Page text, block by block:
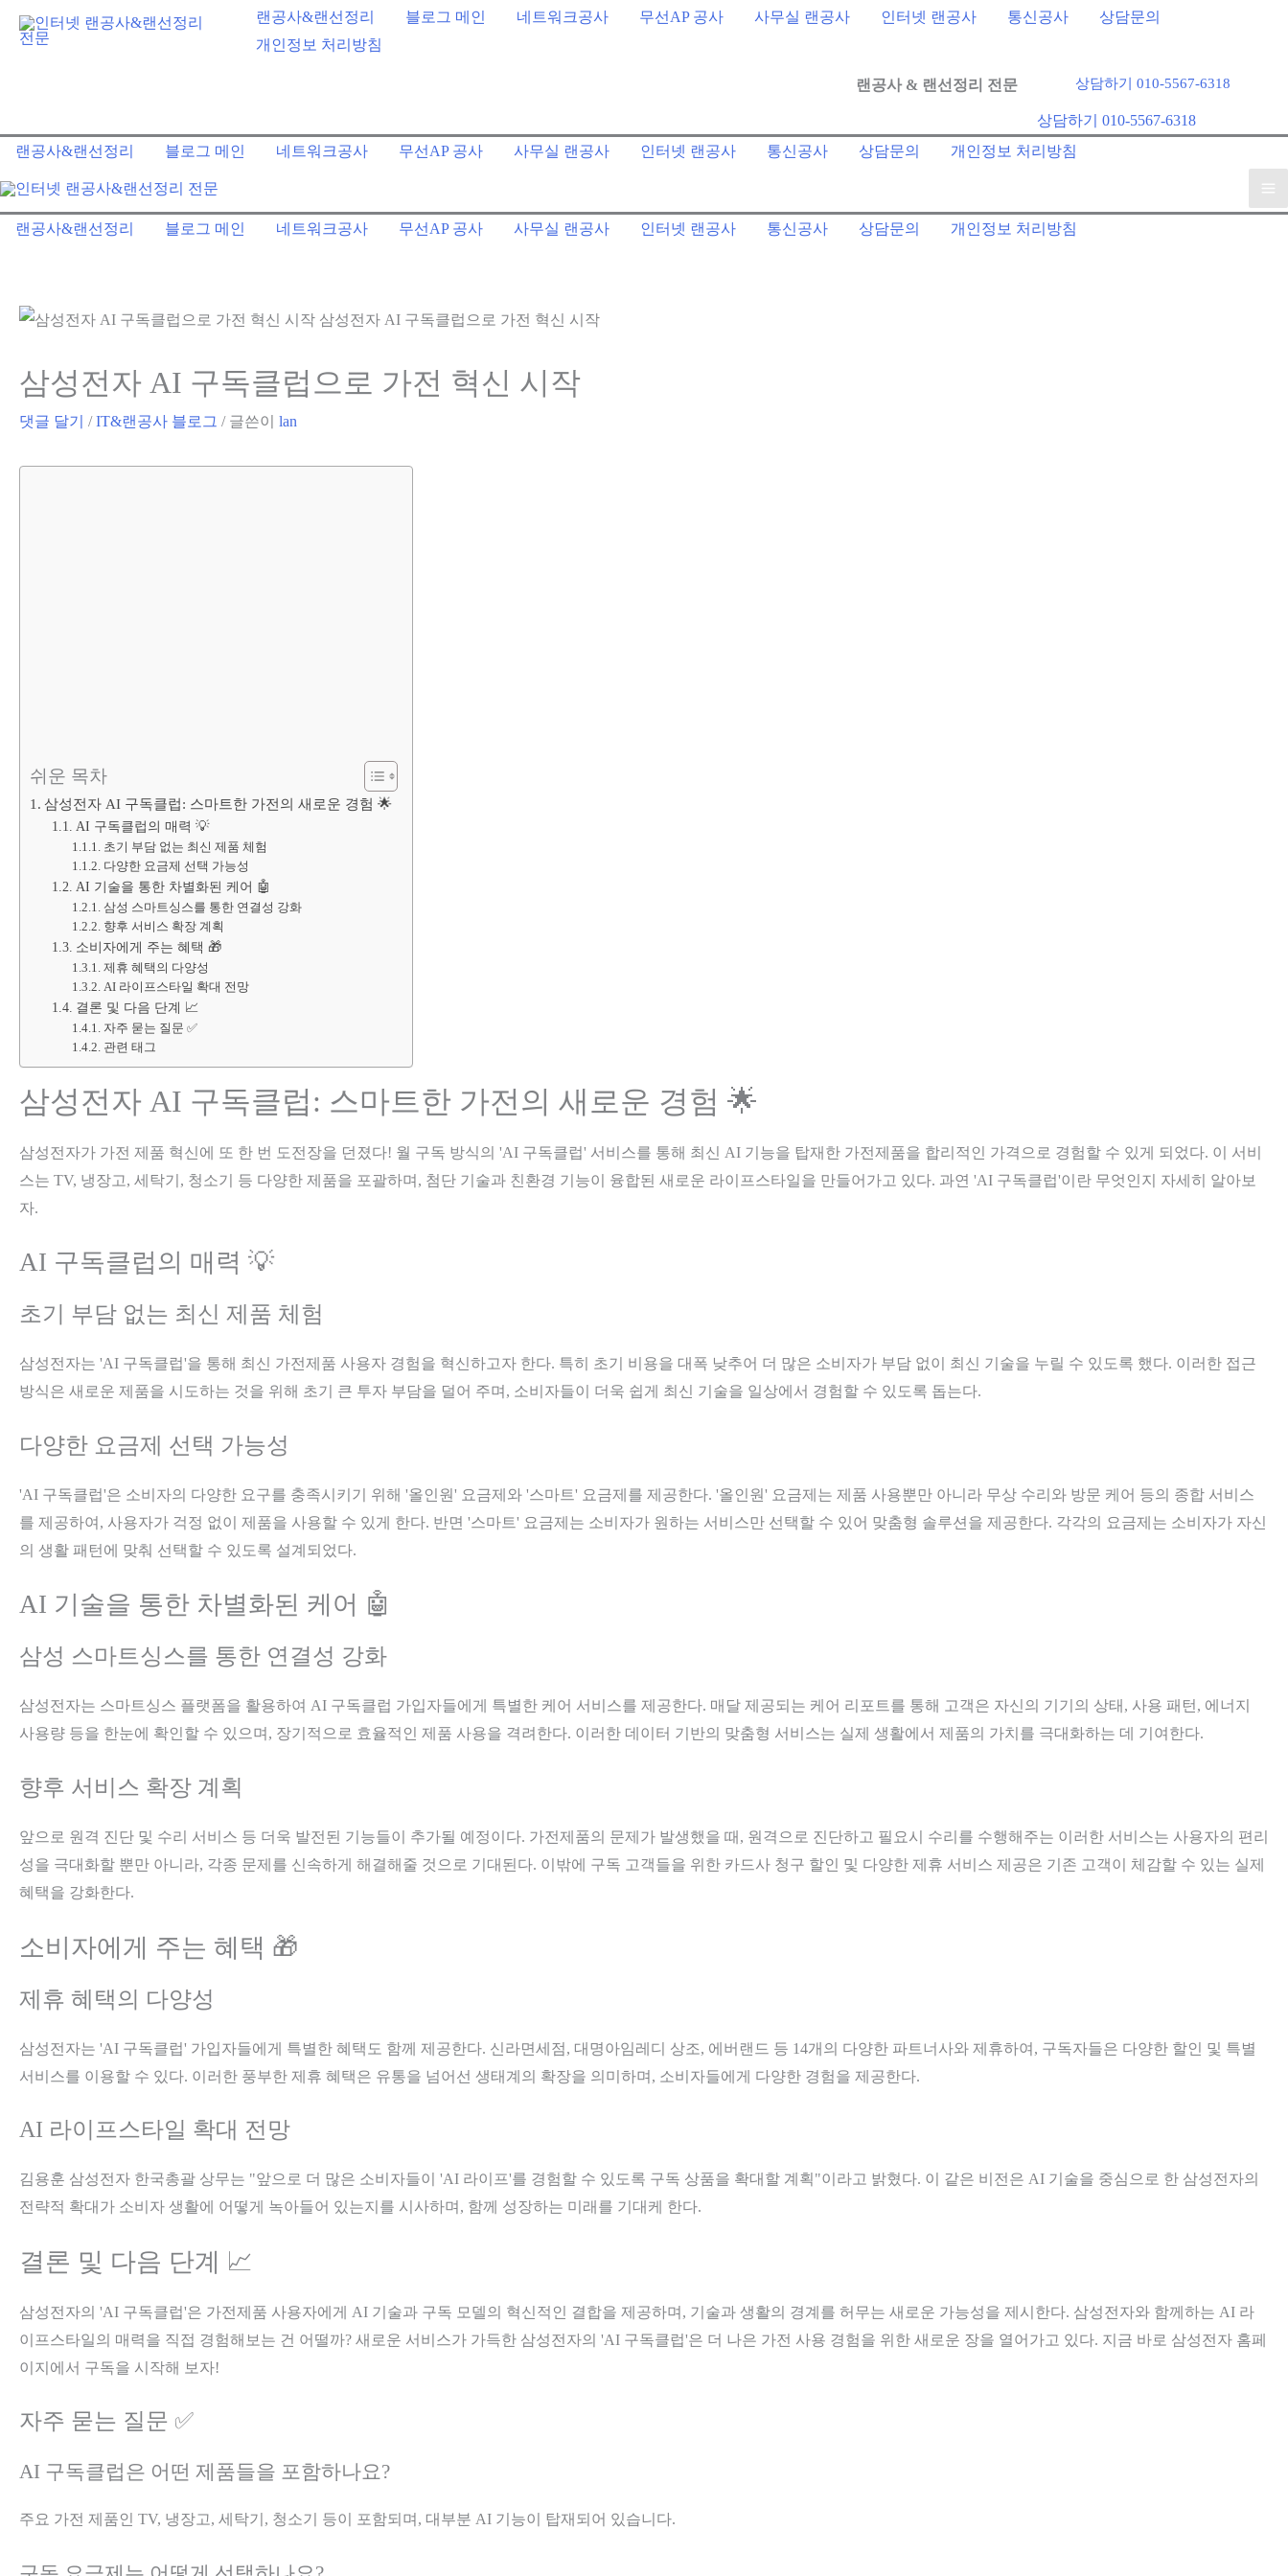
뛰
랜공사&랜선정리 블로그 메인 네트워크공사 무선AP 공사 사무실 랜공사 인터넷 랜공사 통신공사
상담문의
개인정보 처리방침
랜공사 & 랜선정리 전문 상담하기 010-5567-6318
상담하기 010-5567-6318
랜공사&랜선정리
블로그 메인 네트워크공사 무선AP 공사 사무실 랜공사 인터넷 랜공사 통신공사 상담문의 개인정보 처리방침
랜공사&랜선정리 블로그 메인 네트워크공사 무선AP 공사 사무실 랜공사 인터넷 랜공사 통신공사 상담문의 개인정보 처리방침
삼성전자 AI 구독클럽으로 가전 혁신 시작
댓글 달기 /IT&랜공사 블로그 / 글쓴이 lan
쉬운 목차
삼성전자 AI 구독클럽: 스마트한 가전의 새로운 경험 🌟
AI 구독클럽의 매력 💡
초기 부담 없는 최신 제품 체험
다양한 요금제 선택 가능성
AI 기술을 통한 차별화된 케어 🤖
삼성 스마트싱스를 통한 연결성 강화
향후 서비스 확장 계획
소비자에게 주는 혜택 🎁
제휴 혜택의 다양성
AI 라이프스타일 확대 전망
결론 및 다음 단계 📈
자주 묻는 질문 ✅
관련 태그
삼성전자 AI 구독클럽: 스마트한 가전의 새로운 경험 🌟
삼성전자가 가전 제품 혁신에 또 한 번 도전장을 던졌다! 월 구독 방식의 'AI 구독클럽' 서비스를 통해 최신 AI 기능을 탑재한 가전제품을 합리적인 가격으로 경험할 수 있게 되었다. 이 서비
스는 TV, 냉장고, 세탁기, 청소기 등 다양한 제품을 포괄하며, 첨단 기술과 친환경 기능이 융합된 새로운 라이프스타일을 만들어가고 있다. 과연 'AI 구독클럽'이란 무엇인지 자세히 알아보
자.
AI 구독클럽의 매력 💡
초기 부담 없는 최신 제품 체험
삼성전자는 'AI 구독클럽'을 통해 최신 가전제품 사용자 경험을 혁신하고자 한다. 특히 초기 비용을 대폭 낮추어 더 많은 소비자가 부담 없이 최신 기술을 누릴 수 있도록 했다. 이러한 접근
방식은 새로운 제품을 시도하는 것을 위해 초기 큰 투자 부담을 덜어 주며, 소비자들이 더욱 쉽게 최신 기술을 일상에서 경험할 수 있도록 돕는다.
다양한 요금제 선택 가능성
'AI 구독클럽'은 소비자의 다양한 요구를 충족시키기 위해 '올인원' 요금제와 '스마트' 요금제를 제공한다. '올인원' 요금제는 제품 사용뿐만 아니라 무상 수리와 방문 케어 등의 종합 서비스
를 제공하여, 사용자가 걱정 없이 제품을 사용할 수 있게 한다. 반면 '스마트' 요금제는 소비자가 원하는 서비스만 선택할 수 있어 맞춤형 솔루션을 제공한다. 각각의 요금제는 소비자가 자신
의 생활 패턴에 맞춰 선택할 수 있도록 설계되었다.
AI 기술을 통한 차별화된 케어 🤖
삼성 스마트싱스를 통한 연결성 강화
삼성전자는 스마트싱스 플랫폼을 활용하여 AI 구독클럽 가입자들에게 특별한 케어 서비스를 제공한다. 매달 제공되는 케어 리포트를 통해 고객은 자신의 기기의 상태, 사용 패턴, 에너지
사용량 등을 한눈에 확인할 수 있으며, 장기적으로 효율적인 제품 사용을 격려한다. 이러한 데이터 기반의 맞춤형 서비스는 실제 생활에서 제품의 가치를 극대화하는 데 기여한다.
향후 서비스 확장 계획
앞으로 원격 진단 및 수리 서비스 등 더욱 발전된 기능들이 추가될 예정이다. 가전제품의 문제가 발생했을 때, 원격으로 진단하고 필요시 수리를 수행해주는 이러한 서비스는 사용자의 편리
성을 극대화할 뿐만 아니라, 각종 문제를 신속하게 해결해줄 것으로 기대된다. 이밖에 구독 고객들을 위한 카드사 청구 할인 및 다양한 제휴 서비스 제공은 기존 고객이 체감할 수 있는 실제
혜택을 강화한다.
소비자에게 주는 혜택 🎁
제휴 혜택의 다양성
삼성전자는 'AI 구독클럽' 가입자들에게 특별한 혜택도 함께 제공한다. 신라면세점, 대명아임레디 상조, 에버랜드 등 14개의 다양한 파트너사와 제휴하여, 구독자들은 다양한 할인 및 특별
서비스를 이용할 수 있다. 이러한 풍부한 제휴 혜택은 유통을 넘어선 생태계의 확장을 의미하며, 소비자들에게 다양한 경험을 제공한다.
AI 라이프스타일 확대 전망
김용훈 삼성전자 한국총괄 상무는 "앞으로 더 많은 소비자들이 'AI 라이프'를 경험할 수 있도록 구독 상품을 확대할 계획"이라고 밝혔다. 이 같은 비전은 AI 기술을 중심으로 한 삼성전자의
전략적 확대가 소비자 생활에 어떻게 녹아들어 있는지를 시사하며, 함께 성장하는 미래를 기대케 한다.
결론 및 다음 단계 📈
삼성전자의 'AI 구독클럽'은 가전제품 사용자에게 AI 기술과 구독 모델의 혁신적인 결합을 제공하며, 기술과 생활의 경계를 허무는 새로운 가능성을 제시한다. 삼성전자와 함께하는 AI 라
이프스타일의 매력을 직접 경험해보는 건 어떨까? 새로운 서비스가 가득한 삼성전자의 'AI 구독클럽'은 더 나은 가전 사용 경험을 위한 새로운 장을 열어가고 있다. 지금 바로 삼성전자 홈페
이지에서 구독을 시작해 보자!
자주 묻는 질문 ✅
AI 구독클럽은 어떤 제품들을 포함하나요?
주요 가전 제품인 TV, 냉장고, 세탁기, 청소기 등이 포함되며, 대부분 AI 기능이 탑재되어 있습니다.